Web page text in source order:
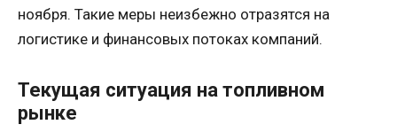
ноября. Такие меры неизбежно отразятся на
логистике и финансовых потоках компаний.
Текущая ситуация на топливном
рынке